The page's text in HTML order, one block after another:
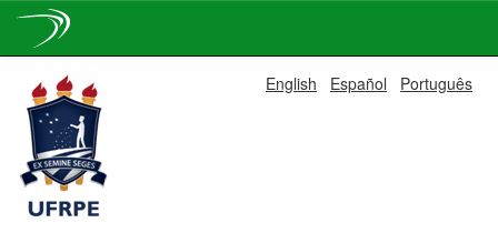
navigation
English Español Português